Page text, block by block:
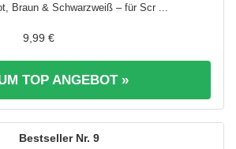
Braun & Schwarzweiß – für Scr ...
9,99 €
TOP ANGEBOT »
9